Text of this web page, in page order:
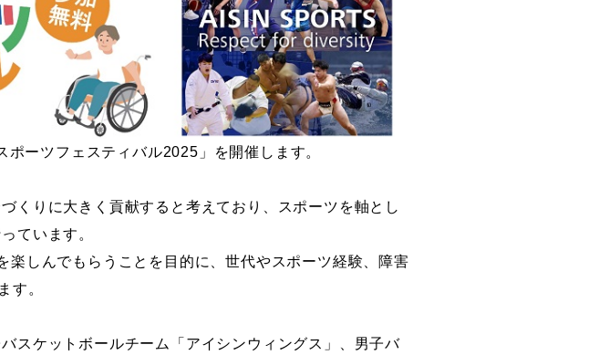
ポーツフェスティバル2025 」を開催します。
くりに大きく貢献すると考えており、スポーツを軸とし
ています。
楽しんでもらうことを目的に、世代やスポーツ経験、障害
す。
スケットボールチーム「アイシンウィングス」、男子バ